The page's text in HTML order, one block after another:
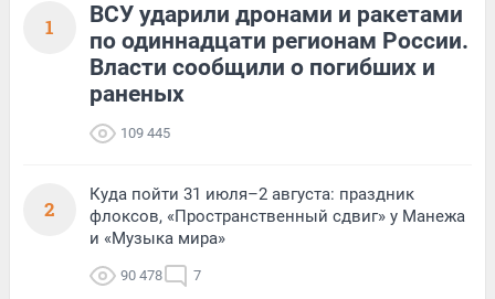
1
ВСУ ударили дронами и ракетами
по одиннадцати регионам России.
Власти сообщили о погибших и
раненых
109 445
2
Куда пойти 31 июля–2 августа: праздник
флоксов, «Пространственный сдвиг» у Манежа
и «Музыка мира»
90 478 7